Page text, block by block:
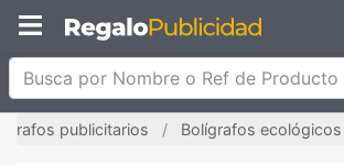
Busca por Nombre o Ref de Producto
publicitarios Bolígrafos